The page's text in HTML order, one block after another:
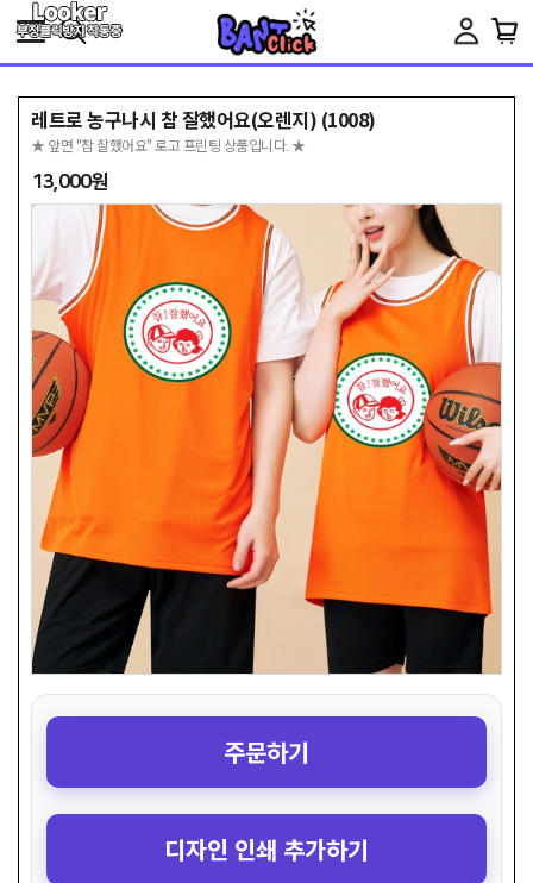
Toggle
레트로 농구나시 참 잘했어요(오렌지) (1008)
★ 앞면 "참 잘했어요" 로고 프린팅 상품입니다. ★
13,000원
주문하기
디자인 인쇄 추가하기